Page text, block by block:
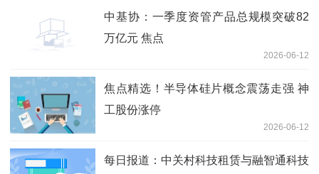
中基协：一季度资管产品总规模突破82
万亿元 焦点
2026-06-12
焦点精选！半导体硅片概念震荡走强 神
工股份涨停
2026-06-12
每日报道：中关村科技租赁与融智通科技